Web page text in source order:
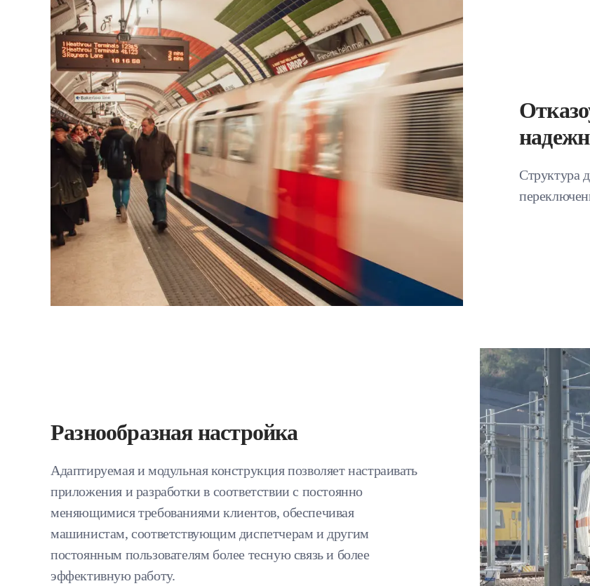
Структура
Разнообразная настройка
Адаптируемая и модульная конструкция позволяет настраивать
приложения и разработки в соответствии с постоянно
меняющимися требованиями клиентов, обеспечивая
машинистам, соответствующим диспетчерам и другим
постоянным пользователям более тесную связь и более
эффективную работу.